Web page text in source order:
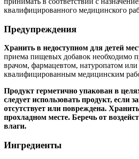
квалифицированного медицинского
Предупреждения
Хранить в недоступном для детей
приема пищевых добавок необходимо
врачом, фармацевтом, натуропатом
квалифицированным медицинским
Продукт герметично упакован в
следует использовать продукт, если
отсутствует или повреждена.
прохладном месте. Беречь от
влаги.
Ингредиенты